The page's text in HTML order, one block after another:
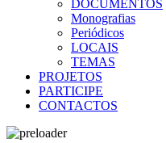
DOCUMENTOS
Monografias
Periódicos
LOCAIS
TEMAS
PROJETOS
PARTICIPE
CONTACTOS